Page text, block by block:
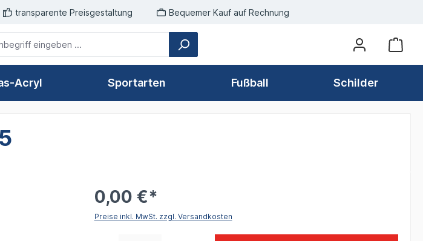
transparente Preisgestaltung Bequemer Kauf auf Rechnung
Acryl Sportarten Fußball Schilder
0,00 €*
Preise inkl. MwSt. zzgl. Versandkosten